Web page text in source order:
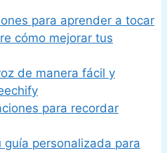
para aprender a tocar
cómo mejorar tus
de manera fácil y
para recordar
guía personalizada para